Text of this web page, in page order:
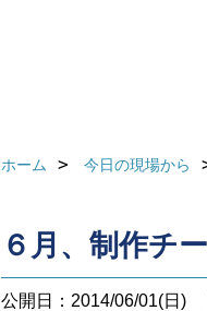
ホーム 今日の現場から
６月、制作チ
公開日：2014/06/01(日)